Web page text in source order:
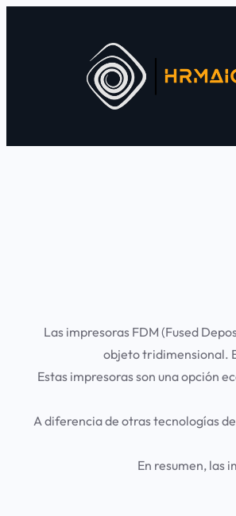
Las impresoras FDM (Fused
objeto tridimensional.
Estas impresoras son una opción
A diferencia de otras tecnologías
En resumen, las